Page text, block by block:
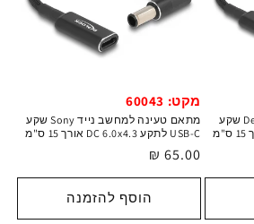
מתאם טעינה למחשב נייד Dell שקע
מקט: 60043
מתאם טעינה למחשב נייד Sony שקע
USB-C לתקע DC 6.0x4.3 אורך 15 ס"מ
מחיר
רגיל
65.00 ₪
הוסף להזמנה